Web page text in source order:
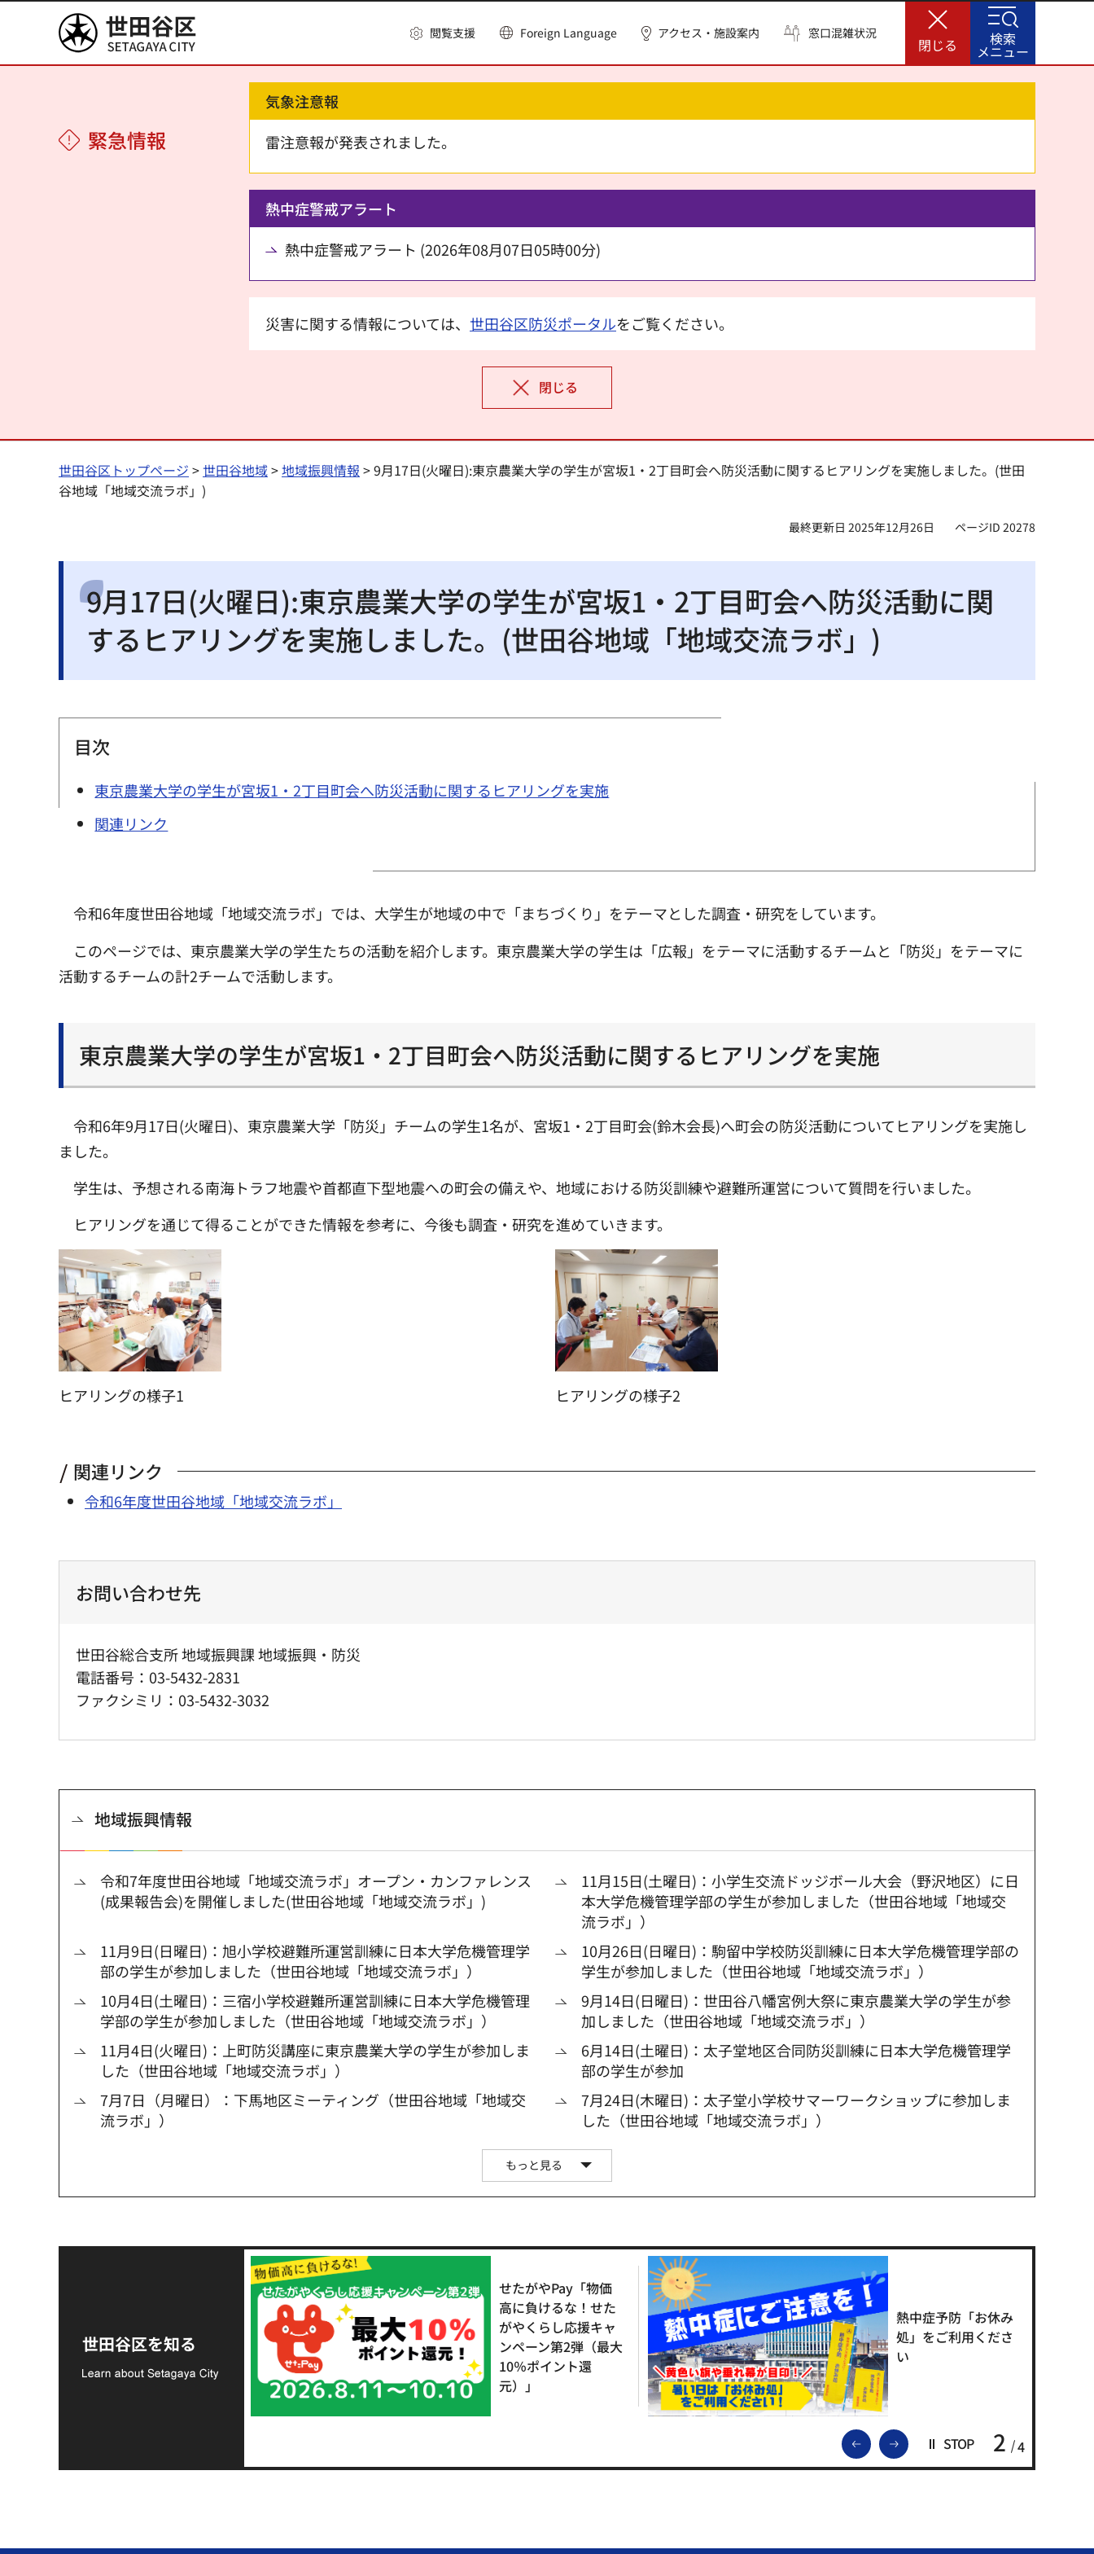
世田谷区 閲覧支援 Foreign Language アクセス・施設案内 窓口混雑状況
閉じる
緊急情報
気象注意報
雷注意報が発表されました。
熱中症警戒アラート
熱中症警戒アラート (2026年08月07日05時00分)
災害に関する情報については、 世田谷区防災ポータルをご覧ください。
閉じる
検索
メニュー
世田谷区トップページ >世田谷地域>地域振興情報 > 9月17日(火曜日):東京農業大学の学生が宮坂1・2丁目町会へ防災活動に関するヒアリングを実施しました。(世田
谷地域「地域交流ラボ」)
最終更新日 2025年12月26日 ページID 20278
9月17日(火曜日):東京農業大学の学生が宮坂1・2丁目町会へ防災活動に関
するヒアリングを実施しました。(世田谷地域「地域交流ラボ」)
目次
東京農業大学の学生が宮坂1・2丁目町会へ防災活動に関するヒアリングを実施
関連リンク
令和6年度世田谷地域「地域交流ラボ」では、大学生が地域の中で「まちづくり」をテーマとした調査・研究をしています。
このページでは、東京農業大学の学生たちの活動を紹介します。東京農業大学の学生は「広報」をテーマに活動するチームと「防災」をテーマに
活動するチームの計2チームで活動します。
東京農業大学の学生が宮坂1・2丁目町会へ防災活動に関するヒアリングを実施
令和6年9月17日(火曜日)、東京農業大学「防災」チームの学生1名が、宮坂1・2丁目町会(鈴木会長)へ町会の防災活動についてヒアリングを実施し
ました。
学生は、予想される南海トラフ地震や首都直下型地震への町会の備えや、地域における防災訓練や避難所運営について質問を行いました。
ヒアリングを通じて得ることができた情報を参考に、今後も調査・研究を進めていきます。
ヒアリングの様子1 ヒアリングの様子2
関連リンク
令和6年度世田谷地域「地域交流ラボ」
お問い合わせ先
世田谷総合支所 地域振興課 地域振興・防災
電話番号：03-5432-2831
ファクシミリ：03-5432-3032
地域振興情報
令和7年度世田谷地域「地域交流ラボ」オープン・カンファレンス
(成果報告会)を開催しました(世田谷地域「地域交流ラボ」)
11月15日(土曜日)：小学生交流ドッジボール大会（野沢地区）に日
本大学危機管理学部の学生が参加しました（世田谷地域「地域交
流ラボ」）
11月9日(日曜日)：旭小学校避難所運営訓練に日本大学危機管理学
部の学生が参加しました（世田谷地域「地域交流ラボ」）
10月26日(日曜日)：駒留中学校防災訓練に日本大学危機管理学部の
学生が参加しました（世田谷地域「地域交流ラボ」）
10月4日(土曜日)：三宿小学校避難所運営訓練に日本大学危機管理
学部の学生が参加しました（世田谷地域「地域交流ラボ」）
9月14日(日曜日)：世田谷八幡宮例大祭に東京農業大学の学生が参
加しました（世田谷地域「地域交流ラボ」）
11月4日(火曜日)：上町防災講座に東京農業大学の学生が参加しま
した（世田谷地域「地域交流ラボ」）
6月14日(土曜日)：太子堂地区合同防災訓練に日本大学危機管理学
部の学生が参加
7月7日（月曜日）：下馬地区ミーティング（世田谷地域「地域交
流ラボ」）
7月24日(木曜日)：太子堂小学校サマーワークショップに参加しま
した（世田谷地域「地域交流ラボ」）
もっと見る
世田谷区を知る
前のスライドを表示
次のスライドを表示
STOP 2 4
支援金の募集につい
て
せたがやPay「物価
高に負けるな！せた
がやくらし応援キャ
ンペーン第2弾（最大
10％ポイント還
元）」
熱中症予防「お休み
処」をご利用くださ
い